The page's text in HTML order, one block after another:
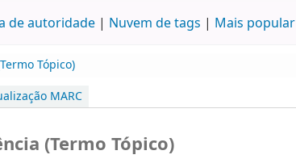
de autoridade Nuvem de tags Mais popular
Tópico)
MARC
(Termo Tópico)